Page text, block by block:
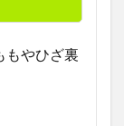
もやひざ裏